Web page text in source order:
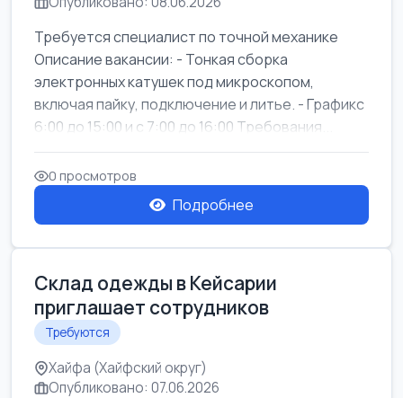
Требуется специалист по точной механике
Описание вакансии: - Тонкая сборка
электронных катушек под микроскопом,
включая пайку, подключение и литье. - Графикс
6:00 до 15:00 и с 7:00 до 16:00 Требования...
0 просмотров
Подробнее
Склад одежды в Кейсарии
приглашает сотрудников
Требуются
Хайфа (Хайфский округ)
Опубликовано: 07.06.2026